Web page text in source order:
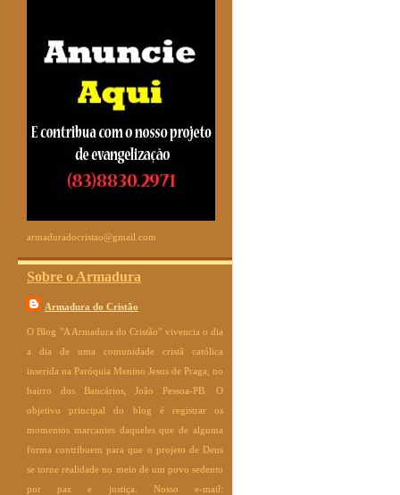
armaduradocristao@gmail.com
Sobre o Armadura
Armadura do Cristão
O Blog "A Armadura do Cristão" vivencia o dia
a dia de uma comunidade cristã católica
inserida na Paróquia Menino Jesus de Praga, no
bairro dos Bancários, João Pessoa-PB. O
objetivo principal do blog é registrar os
momentos marcantes daqueles que de alguma
forma contribuem para que o projeto de Deus
se torne realidade no meio de um povo sedento
por paz e justiça. Nosso e-mail: